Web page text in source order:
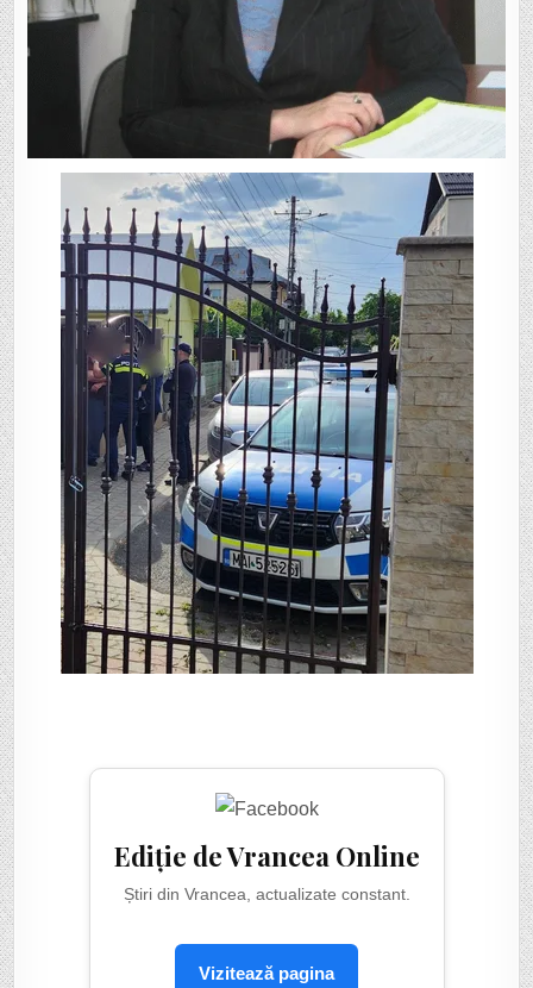
Ediție de Vrancea Online
Știri din Vrancea, actualizate constant.
Vizitează pagina